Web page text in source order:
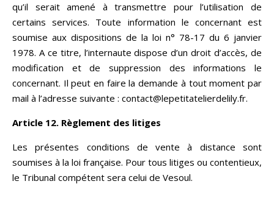
qu’il serait amené à transmettre pour l’utilisation de
certains services. Toute information le concernant est
soumise aux dispositions de la loi n° 78-17 du 6 janvier
1978. A ce titre, l’internaute dispose d’un droit d’accès, de
modification et de suppression des informations le
concernant. Il peut en faire la demande à tout moment par
mail à l’adresse suivante : contact@lepetitatelierdelily.fr.
Article 12. Règlement des litiges
Les présentes conditions de vente à distance sont
soumises à la loi française. Pour tous litiges ou contentieux,
le Tribunal compétent sera celui de Vesoul.